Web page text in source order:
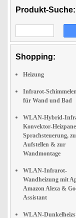
Produkt-Suche:
Shopping:
Heizung
Infrarot-
für Wand und Bad
WLAN-Hybrid-
Konvektor-
Sprachsteuerung,
Aufstellen & zur
Wandmontage
WLAN-Infrarot-
Wandheizung mit
Amazon Alexa &
Assistant
WLAN-